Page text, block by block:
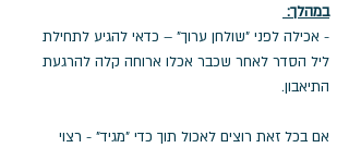
במהלך:
- אכילה לפני "שולחן ערוך" – כדאי להגיע לתחילת
ליל הסדר לאחר שכבר אכלו ארוחה קלה להרגעת
התיאבון.
אם בכל זאת רוצים לאכול תוך כדי "מגיד" - רצוי